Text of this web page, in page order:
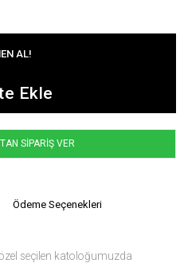
SİPARİŞ VER
Ödeme Seçenekleri
seçilen katoloğumuzda